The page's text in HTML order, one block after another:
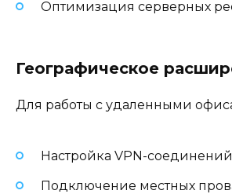
Оптимизация серверных
Географическое
Для работы с удаленными
Настройка VPN-соединений
Подключение местных